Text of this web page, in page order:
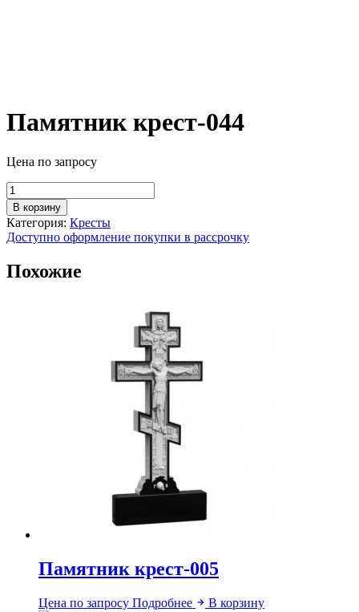
Памятник крест-044
Цена по запросу
Количество
товара
Памятник
крест-044
В корзину
Категория: Кресты
Доступно оформление покупки в рассрочку
Похожие
Памятник крест-005
Цена по запросу Подробнее В корзину